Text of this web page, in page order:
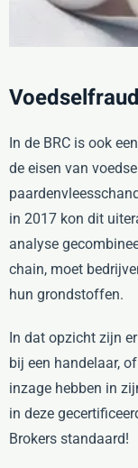
In de BRC is ook
de eisen van
in 2017 kon dit
analyse
chain, moet
hun grondstoffen.
In dat opzicht zijn
bij een handelaar,
inzage hebben in
in deze
Brokers standaard!